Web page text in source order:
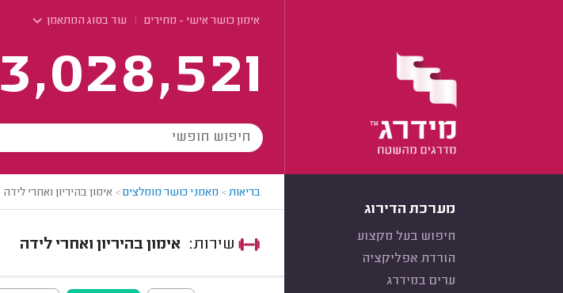
אימון כושר אישי - מחירים עוד בסוג המתאמן
3,028,521
מערכת הדירוג
חיפוש בעל מקצוע
הורדת אפליקציה
ערים במידרג
בריאות> מאמני כושר מומלצים> אימון בהיריון ואחרי לידה
אימון בהיריון ואחרי לידה